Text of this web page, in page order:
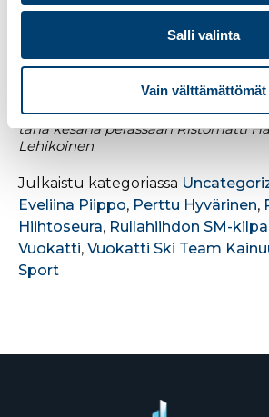
Salli valinta
Vain välttämättömät
heidän seuransa voivat omissa
Lisätietoja tapahtumasta: Ann-Mary
Kuvassa Perttu Hyvärinen
tänä kesänä perässään Ristomatti
Lehikoinen
Julkaistu kategoriassa
Eveliina Piippo, Perttu Hyvärinen,
Hiihtoseura, Rullahiihdon SM-
Vuokatti, Vuokatti Ski Team
Sport